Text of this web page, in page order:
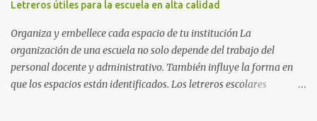
Letreros útiles para la escuela en alta calidad
Organiza y embellece cada espacio de tu institución La
organización de una escuela no solo depende del trabajo del
personal docente y administrativo. También influye la forma en
que los espacios están identificados. Los letreros escolares